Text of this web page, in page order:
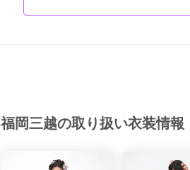
加賀友禅振袖 1,500,000円＋税
雲取りに移りゆく季節の花々を配し
色とりどりに四季の草花を重ねた、
福岡三越の取り扱い衣装情報